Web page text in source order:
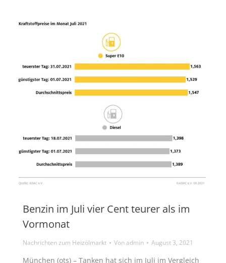
Benzin im Juli vier Cent teurer als im
Vormonat
Nachrichten zum Heizölmarkt Vonadmin August 3, 2021
München (ots) – Tanken hat sich im Juli im Vergleich